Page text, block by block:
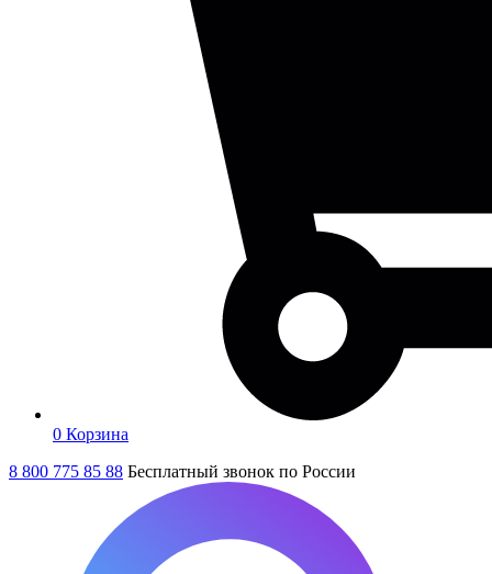
0 Корзина
8 800 775 85 88 Бесплатный звонок по России